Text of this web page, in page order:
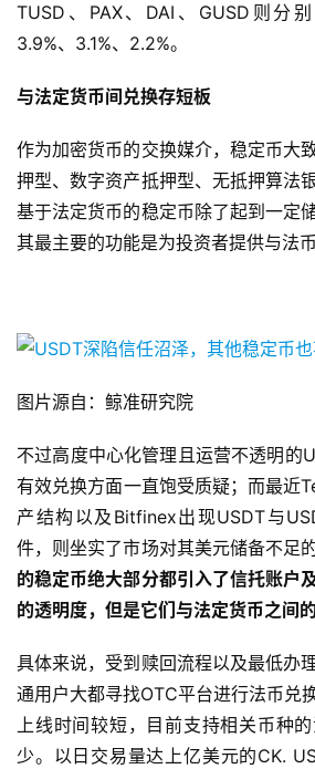
TUSD、PAX、DAI、GUSD则分别
3.9%、3.1%、2.2%。
与法定货币间兑换存短板
作为加密货币的交换媒介，稳定币大
押型、数字资产抵押型、无抵押算法
基于法定货币的稳定币除了起到一定
其最主要的功能是为投资者提供与法币
图片源自：鲸准研究院
不过高度中心化管理且运营不透明的
有效兑换方面一直饱受质疑；而最近
产结构以及Bitfinex出现USDT与
件，则坐实了市场对其美元储备不足的
的稳定币绝大部分都引入了信托账户
的透明度，但是它们与法定货币之间
具体来说，受到赎回流程以及最低办
通用户大都寻找OTC平台进行法币兑
上线时间较短，目前支持相关币种
少。以日交易量达上亿美元的CK.